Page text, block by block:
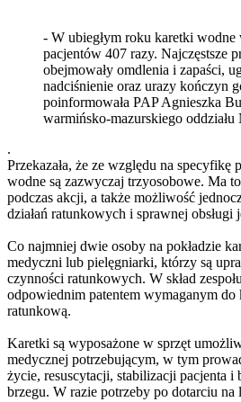
- W ubiegłym roku karetki wodne
pacjentów 407 razy. Najczęstsze
obejmowały omdlenia i zapaści,
nadciśnienie oraz urazy kończyn
poinformowała PAP Agnieszka
warmińsko-mazurskiego oddziału
.
Przekazała, że ze względu na specyfikę
wodne są zazwyczaj trzyosobowe. Ma
podczas akcji, a także możliwość
działań ratunkowych i sprawnej obsługi
Co najmniej dwie osoby na pokładzie
medyczni lub pielęgniarki, którzy są
czynności ratunkowych. W skład
odpowiednim patentem wymaganym do
ratunkową.
Karetki są wyposażone w sprzęt
medycznej potrzebującym, w tym
życie, resuscytacji, stabilizacji pacjenta i
brzegu. W razie potrzeby po dotarciu na